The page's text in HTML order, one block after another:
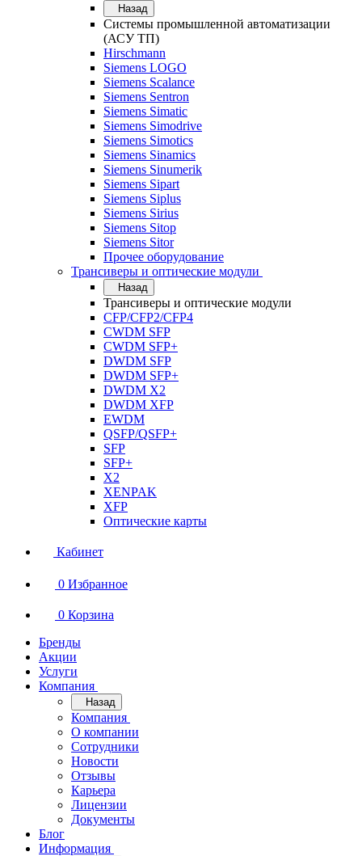
Назад
Системы промышленной автоматизации
(АСУ ТП)
Hirschmann
Siemens LOGO
Siemens Scalance
Siemens Sentron
Siemens Simatic
Siemens Simodrive
Siemens Simotics
Siemens Sinamics
Siemens Sinumerik
Siemens Sipart
Siemens Siplus
Siemens Sirius
Siemens Sitop
Siemens Sitor
Прочее оборудование
Трансиверы и оптические модули
Назад
Трансиверы и оптические модули
CFP/CFP2/CFP4
CWDM SFP
CWDM SFP+
DWDM SFP
DWDM SFP+
DWDM X2
DWDM XFP
EWDM
QSFP/QSFP+
SFP
SFP+
X2
XENPAK
XFP
Оптические карты
Кабинет
0 Избранное
0 Корзина
Бренды
Акции
Услуги
Компания
Назад
Компания
О компании
Сотрудники
Новости
Отзывы
Карьера
Лицензии
Документы
Блог
Информация